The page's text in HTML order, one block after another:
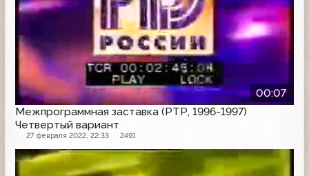
00:07
Межпрограммная заставка (РТР, 1996-1997)
Четвертый вариант
27 февраля 2022, 22:33 2491
Заставка